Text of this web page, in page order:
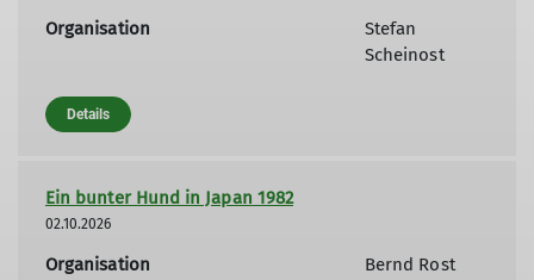
Organisation
Stefan
Scheinost
Details
Ein bunter Hund in Japan 1982
02.10.2026
Organisation Bernd Rost